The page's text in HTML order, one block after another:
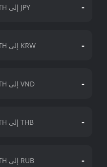
1 Wrapped Beacon ETH إلى JPY -
1 Wrapped Beacon ETH إلى KRW -
1 Wrapped Beacon ETH إلى VND -
1 Wrapped Beacon ETH إلى THB -
1 Wrapped Beacon ETH إلى RUB -